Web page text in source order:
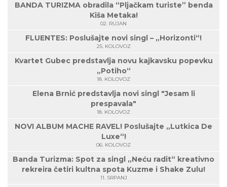
BANDA TURIZMA obradila “Pljačkam turiste” benda
Kiša Metaka!
02. RUJAN
FLUENTES: Poslušajte novi singl – „Horizonti“!
25. KOLOVOZ
Kvartet Gubec predstavlja novu kajkavsku popevku
„Potiho“
18. KOLOVOZ
Elena Brnić predstavlja novi singl "Jesam li
prespavala"
18. KOLOVOZ
NOVI ALBUM MACHE RAVEL! Poslušajte „Lutkica De
Luxe“!
06. KOLOVOZ
Banda Turizma: Spot za singl „Neću radit“ kreativno
rekreira četiri kultna spota Kuzme i Shake Zulu!
11. SRPANJ